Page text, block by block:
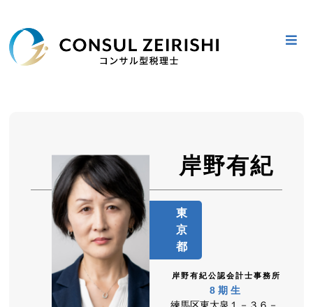
content
定を受けた全国の税理士リス
ト 地元の認定税理士に相談し
よう
WordPress site
岸野有紀
東
京
都
岸野有紀公認会計士事務所
8期生